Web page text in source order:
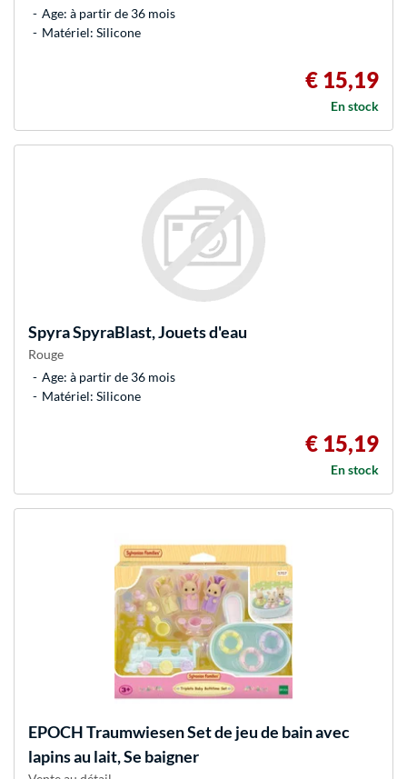
Age: à partir de 36 mois
Matériel: Silicone
€ 15,19
En stock
SpyraSpyraBlast, Jouets d'eau
Rouge
Age: à partir de 36 mois
Matériel: Silicone
€ 15,19
En stock
EPOCH TraumwiesenSet de jeu de bain avec
lapins au lait, Se baigner